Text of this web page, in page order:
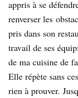
appris à se
renverser les
pris dans son
travail de ses
de ma cuisine de
Elle répète sans
rien à prouver.